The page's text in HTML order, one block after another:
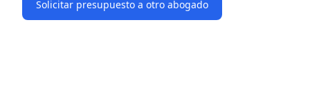
Solicitar presupuesto a otro abogado